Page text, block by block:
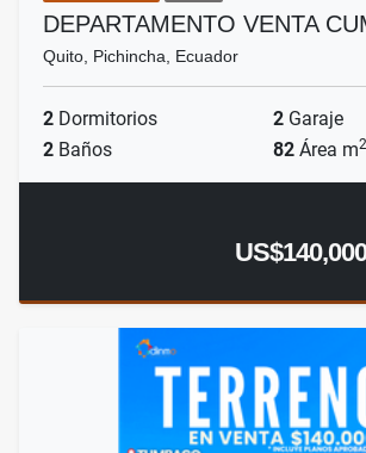
DEPARTAMENTO VENTA
Quito, Pichincha, Ecuador
2 Dormitorios 2 Garaje
2 Baños 82 Área m2